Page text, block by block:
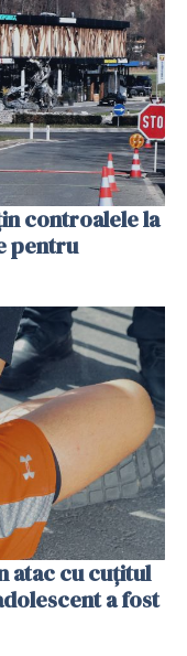
controalele la
pentru
atac cu cuțitul
a fost